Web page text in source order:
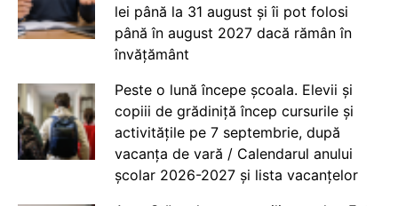
lei până la 31 august și îi pot folosi
până în august 2027 dacă rămân în
învățământ
Peste o lună începe școala. Elevii și
copiii de grădiniță încep cursurile și
activitățile pe 7 septembrie, după
vacanța de vară / Calendarul anului
școlar 2026-2027 și lista vacanțelor